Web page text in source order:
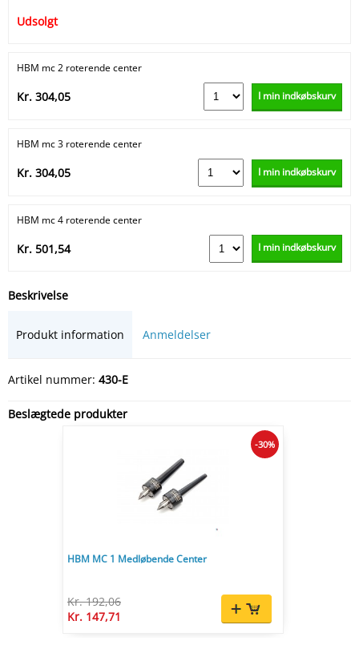
Udsolgt
HBM mc 2 roterende center
Kr. 304,05 I min indkøbskurv
HBM mc 3 roterende center
Kr. 304,05 I min indkøbskurv
HBM mc 4 roterende center
Kr. 501,54 I min indkøbskurv
Beskrivelse
Produkt information Anmeldelser
Artikel nummer: 430-E
Beslægtede produkter
HBM MC 1 Medløbende Center
Kr. 192,06
Kr. 147,71
-30%